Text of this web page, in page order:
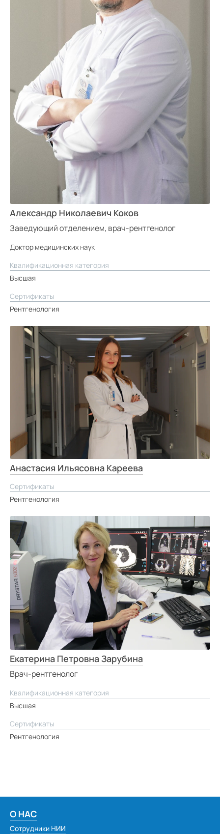
Александр Николаевич Коков
Заведующий отделением, врач-рентгенолог
Доктор медицинских наук
Квалификационная категория
Высшая
Сертификаты
Рентгенология
Анастасия Ильясовна Кареева
Сертификаты
Рентгенология
Екатерина Петровна Зарубина
Врач-рентгенолог
Квалификационная категория
Высшая
Сертификаты
Рентгенология
О НАС
Сотрудники НИИ